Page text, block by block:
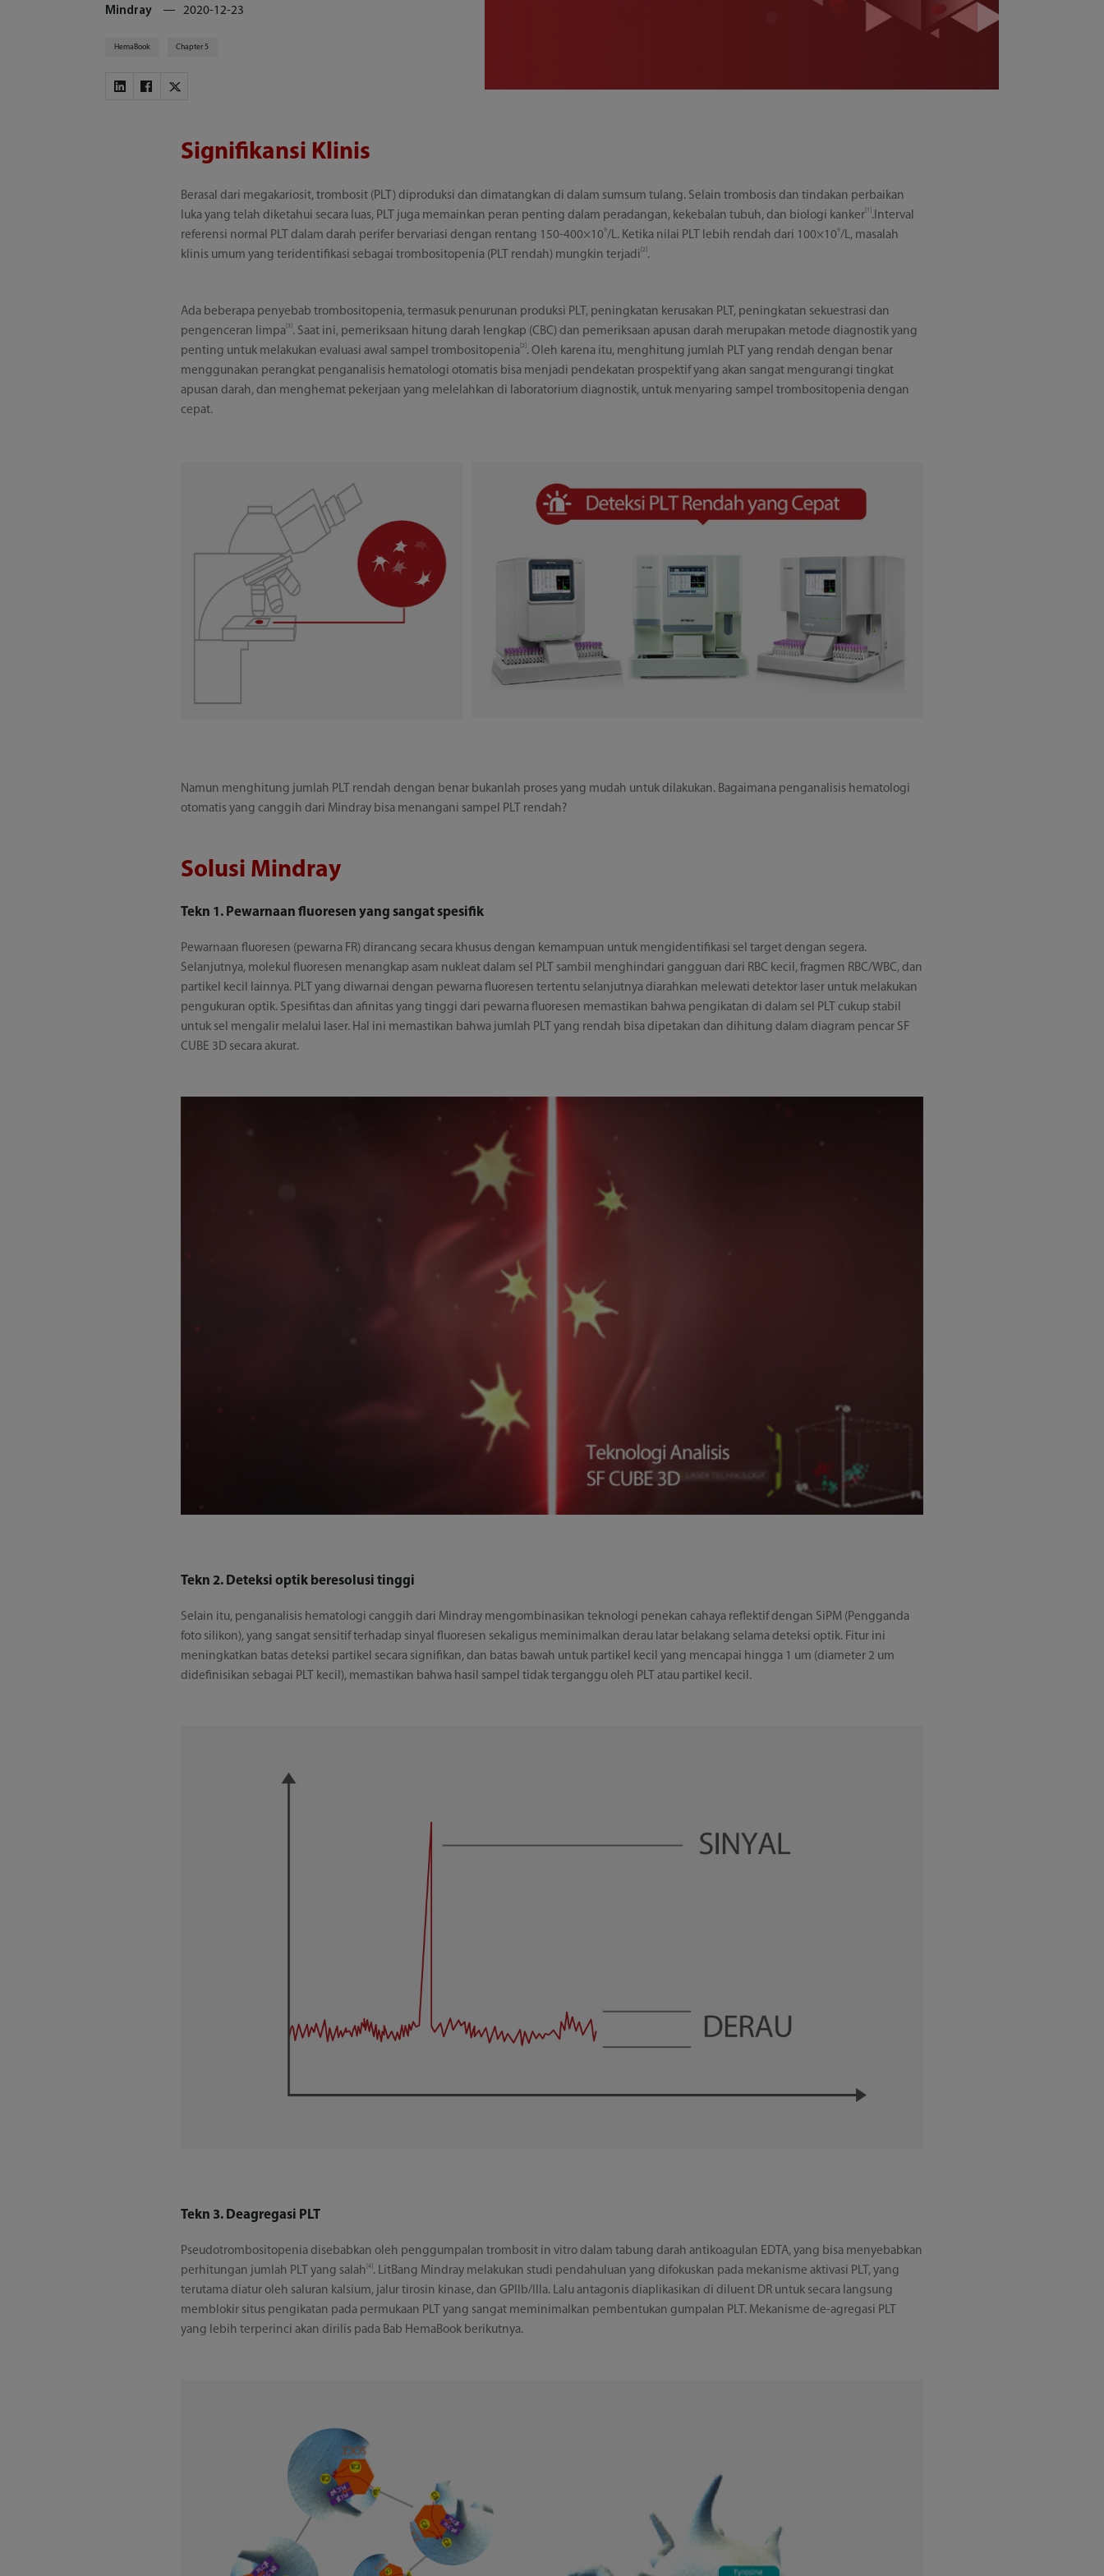
Mindray 2020-12-23
HemaBook Chapter 5
Signifikansi Klinis
Berasal dari megakariosit, trombosit (PLT) diproduksi dan dimatangkan di dalam sumsum tulang. Selain trombosis dan tindakan perbaikan
luka yang telah diketahui secara luas, PLT juga memainkan peran penting dalam peradangan, kekebalan tubuh, dan biologi kanker [1] .Interval
referensi normal PLT dalam darah perifer bervariasi dengan rentang 150-400×109/L. Ketika nilai PLT lebih rendah dari 100×109/L, masalah
klinis umum yang teridentifikasi sebagai trombositopenia (PLT rendah) mungkin terjadi[2] .
Ada beberapa penyebab trombositopenia, termasuk penurunan produksi PLT, peningkatan kerusakan PLT, peningkatan sekuestrasi dan
pengenceran limpa[3] . Saat ini, pemeriksaan hitung darah lengkap (CBC) dan pemeriksaan apusan darah merupakan metode diagnostik yang
penting untuk melakukan evaluasi awal sampel trombositopenia[2] . Oleh karena itu, menghitung jumlah PLT yang rendah dengan benar
menggunakan perangkat penganalisis hematologi otomatis bisa menjadi pendekatan prospektif yang akan sangat mengurangi tingkat
apusan darah, dan menghemat pekerjaan yang melelahkan di laboratorium diagnostik, untuk menyaring sampel trombositopenia dengan
cepat.
Namun menghitung jumlah PLT rendah dengan benar bukanlah proses yang mudah untuk dilakukan. Bagaimana penganalisis hematologi
otomatis yang canggih dari Mindray bisa menangani sampel PLT rendah?
Solusi Mindray
Tekn 1. Pewarnaan fluoresen yang sangat spesifik
Pewarnaan fluoresen (pewarna FR) dirancang secara khusus dengan kemampuan untuk mengidentifikasi sel target dengan segera.
Selanjutnya, molekul fluoresen menangkap asam nukleat dalam sel PLT sambil menghindari gangguan dari RBC kecil, fragmen RBC/WBC, dan
partikel kecil lainnya. PLT yang diwarnai dengan pewarna fluoresen tertentu selanjutnya diarahkan melewati detektor laser untuk melakukan
pengukuran optik. Spesifitas dan afinitas yang tinggi dari pewarna fluoresen memastikan bahwa pengikatan di dalam sel PLT cukup stabil
untuk sel mengalir melalui laser. Hal ini memastikan bahwa jumlah PLT yang rendah bisa dipetakan dan dihitung dalam diagram pencar SF
CUBE 3D secara akurat.
Tekn 2. Deteksi optik beresolusi tinggi
Selain itu, penganalisis hematologi canggih dari Mindray mengombinasikan teknologi penekan cahaya reflektif dengan SiPM (Pengganda
foto silikon), yang sangat sensitif terhadap sinyal fluoresen sekaligus meminimalkan derau latar belakang selama deteksi optik. Fitur ini
meningkatkan batas deteksi partikel secara signifikan, dan batas bawah untuk partikel kecil yang mencapai hingga 1 um (diameter 2 um
didefinisikan sebagai PLT kecil), memastikan bahwa hasil sampel tidak terganggu oleh PLT atau partikel kecil.
Tekn 3. Deagregasi PLT
Pseudotrombositopenia disebabkan oleh penggumpalan trombosit in vitro dalam tabung darah antikoagulan EDTA, yang bisa menyebabkan
perhitungan jumlah PLT yang salah[4] . LitBang Mindray melakukan studi pendahuluan yang difokuskan pada mekanisme aktivasi PLT, yang
terutama diatur oleh saluran kalsium, jalur tirosin kinase, dan GPIIb/IIIa. Lalu antagonis diaplikasikan di diluent DR untuk secara langsung
memblokir situs pengikatan pada permukaan PLT yang sangat meminimalkan pembentukan gumpalan PLT. Mekanisme de-agregasi PLT
yang lebih terperinci akan dirilis pada Bab HemaBook berikutnya.